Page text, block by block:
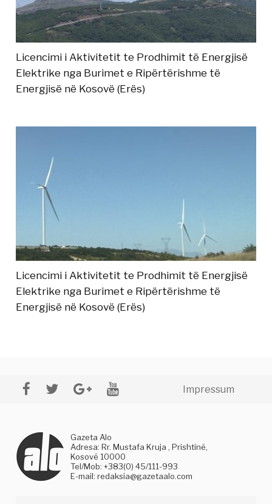
Licencimi i Aktivitetit te Prodhimit të Energjisë
Elektrike nga Burimet e Ripërtërishme të
Energjisë në Kosovë (Erës)
Licencimi i Aktivitetit te Prodhimit të Energjisë
Elektrike nga Burimet e Ripërtërishme të
Energjisë në Kosovë (Erës)
Impressum
Gazeta Alo
Adresa: Rr. Mustafa Kruja , Prishtinë,
Kosovë 10000
Tel/Mob: +383(0) 45/111-993
E-mail:redaksia@gazetaalo.com